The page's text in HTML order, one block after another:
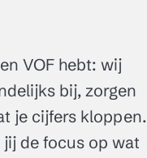
VOF hebt: wij
bij, zorgen
je cijfers kloppen.
de focus op wat